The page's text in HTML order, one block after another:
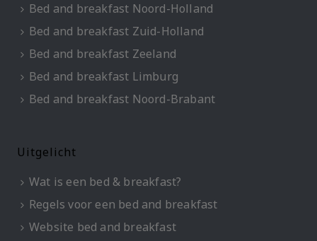
Bed and breakfast Noord-Holland
Bed and breakfast Zuid-Holland
Bed and breakfast Zeeland
Bed and breakfast Limburg
Bed and breakfast Noord-Brabant
Uitgelicht
Wat is een bed & breakfast?
Regels voor een bed and breakfast
Website bed and breakfast